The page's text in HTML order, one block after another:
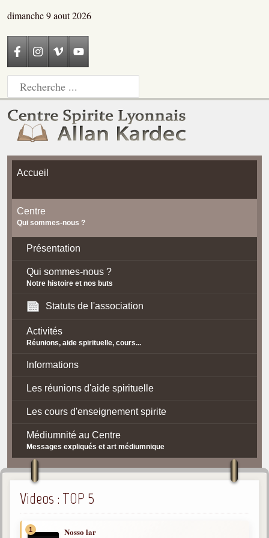
dimanche 9 aout 2026
Accueil
Centre
Qui sommes-nous ?
Présentation
Qui sommes-nous ?
Notre histoire et nos buts
Statuts de l'association
Activités
Réunions, aide spirituelle, cours...
Informations
Les réunions d'aide spirituelle
Les cours d'enseignement spirite
Médiumnité au Centre
Messages expliqués et art médiumnique
Contact / Accès
Plan d'accès
Spiritisme
La doctrine Spirite
Videos : TOP 5
1 Nosso lar